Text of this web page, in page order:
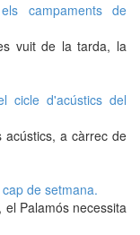
campaments de
vuit de la tarda, la
cicle d'acústics del
acústics, a càrrec de
de setmana.
Palamós necessita